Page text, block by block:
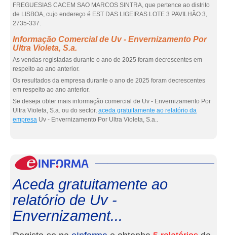
FREGUESIAS CACEM SAO MARCOS SINTRA, que pertence ao distrito
de LISBOA, cujo endereço é EST DAS LIGEIRAS LOTE 3 PAVILHÃO 3,
2735-337.
Informação Comercial de Uv - Envernizamento Por
Ultra Violeta, S.a.
As vendas registadas durante o ano de 2025 foram decrescentes em
respeito ao ano anterior.
Os resultados da empresa durante o ano de 2025 foram decrescentes
em respeito ao ano anterior.
Se deseja obter mais informação comercial de Uv - Envernizamento Por
Ultra Violeta, S.a. ou do sector, aceda gratuitamente ao relatório da
empresa Uv - Envernizamento Por Ultra Violeta, S.a..
Aceda gratuitamente ao
relatório de Uv -
Envernizament...